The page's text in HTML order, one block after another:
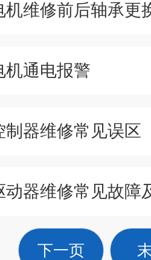
机维修前后轴承更
机通电报警
制器维修常见误区
动器维修常见故障
下一页